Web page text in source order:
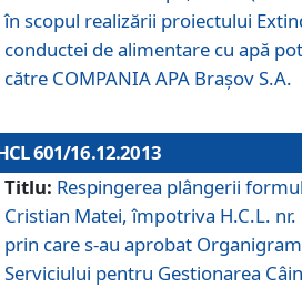
în scopul realizării proiectului
conductei de alimentare cu apă
către COMPANIA APA Braşov S.A.
601/16.12.2013
Titlu: Respingerea plângerii
Cristian Matei, împotriva H.C.L.
prin care s-au aprobat
Serviciului pentru Gestionarea